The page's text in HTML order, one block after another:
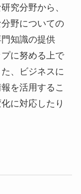
究分野から、
野についての
知識の提供
に努める上で
、ビジネスに
を活用するこ
に対応したり